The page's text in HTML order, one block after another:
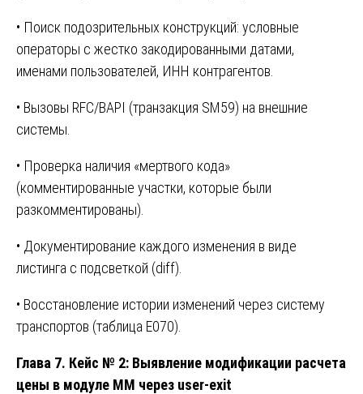
• Поиск подозрительных конструкций: условные
операторы с жестко закодированными датами,
именами пользователей, ИНН контрагентов.
• Вызовы RFC/BAPI (транзакция SM59) на внешние
системы.
• Проверка наличия «мертвого кода»
(комментированные участки, которые были
разкомментированы).
• Документирование каждого изменения в виде
листинга с подсветкой (diff).
• Восстановление истории изменений через систему
транспортов (таблица E070).
Глава 7. Кейс № 2: Выявление модификации расчета
цены в модуле MM через user-exit